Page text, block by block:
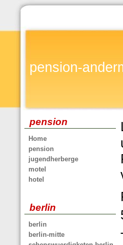
pension-
pension
Home
pension
jugendherberge
motel
hotel
berlin
berlin
berlin-mitte